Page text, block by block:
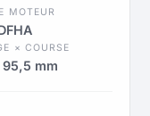
MOTEUR
× COURSE
95,5 mm